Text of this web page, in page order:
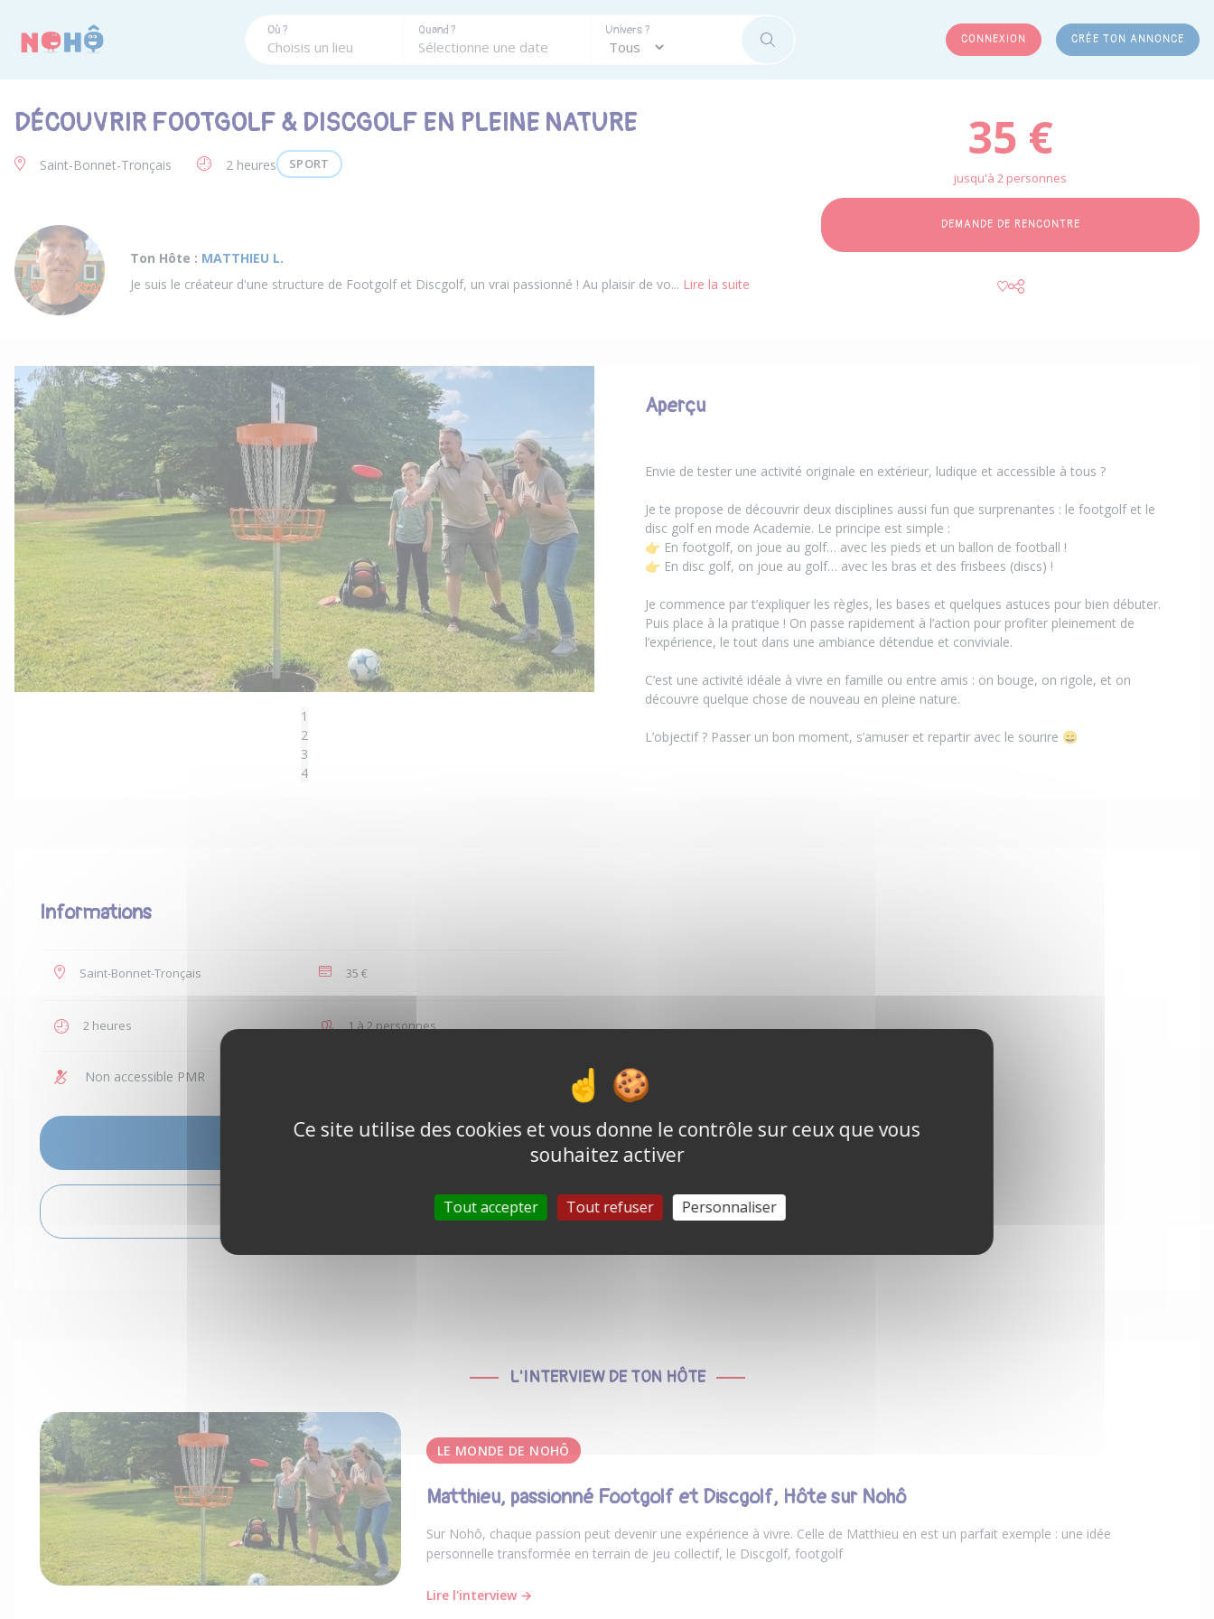
Où ? Quand ? Univers ?
RECHERCHER CONNEXION CRÉE TON ANNONCE
DÉCOUVRIR FOOTGOLF & DISCGOLF EN PLEINE NATURE
Saint-Bonnet-Tronçais 2 heures SPORT
Ton Hôte : MATTHIEU L.
Je suis le créateur d'une structure de Footgolf et Discgolf, un vrai passionné ! Au plaisir de vo... Lire la suite
35 €
jusqu'à 2 personnes
DEMANDE DE RENCONTRE
1
2
3
4
Aperçu
Envie de tester une activité originale en extérieur, ludique et accessible à tous ?
Je te propose de découvrir deux disciplines aussi fun que surprenantes : le footgolf et le
disc golf en mode Academie. Le principe est simple :
👉 En footgolf, on joue au golf… avec les pieds et un ballon de football !
👉 En disc golf, on joue au golf… avec les bras et des frisbees (discs) !
Je commence par t’expliquer les règles, les bases et quelques astuces pour bien débuter.
Puis place à la pratique ! On passe rapidement à l’action pour profiter pleinement de
l’expérience, le tout dans une ambiance détendue et conviviale.
C’est une activité idéale à vivre en famille ou entre amis : on bouge, on rigole, et on
découvre quelque chose de nouveau en pleine nature.
Informations
Saint-Bonnet-Tronçais 35 €
2 heures 1 à 2 personnes
Non accessible PMR
L'INTERVIEW DE TON HÔTE
LE MONDE DE NOHÔ
Matthieu, passionné Footgolf et Discgolf, Hôte sur Nohô
Sur Nohô, chaque passion peut devenir une expérience à vivre. Celle de Matthieu en est un parfait exemple : une idée
personnelle transformée en terrain de jeu collectif, le Discgolf, footgolf
Lire l'interview →
Ce site utilise des cookies et vous donne le contrôle sur ceux que vous
souhaitez activer
Tout accepter Tout refuser Personnaliser